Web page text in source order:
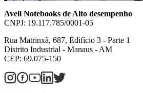
Avell Notebooks de Alto desempenho
CNPJ: 19.117.785/0001-05
Rua Matrinxã, 687, Edifício 3 - Parte 1
Distrito Industrial - Manaus - AM
CEP: 69.075-150